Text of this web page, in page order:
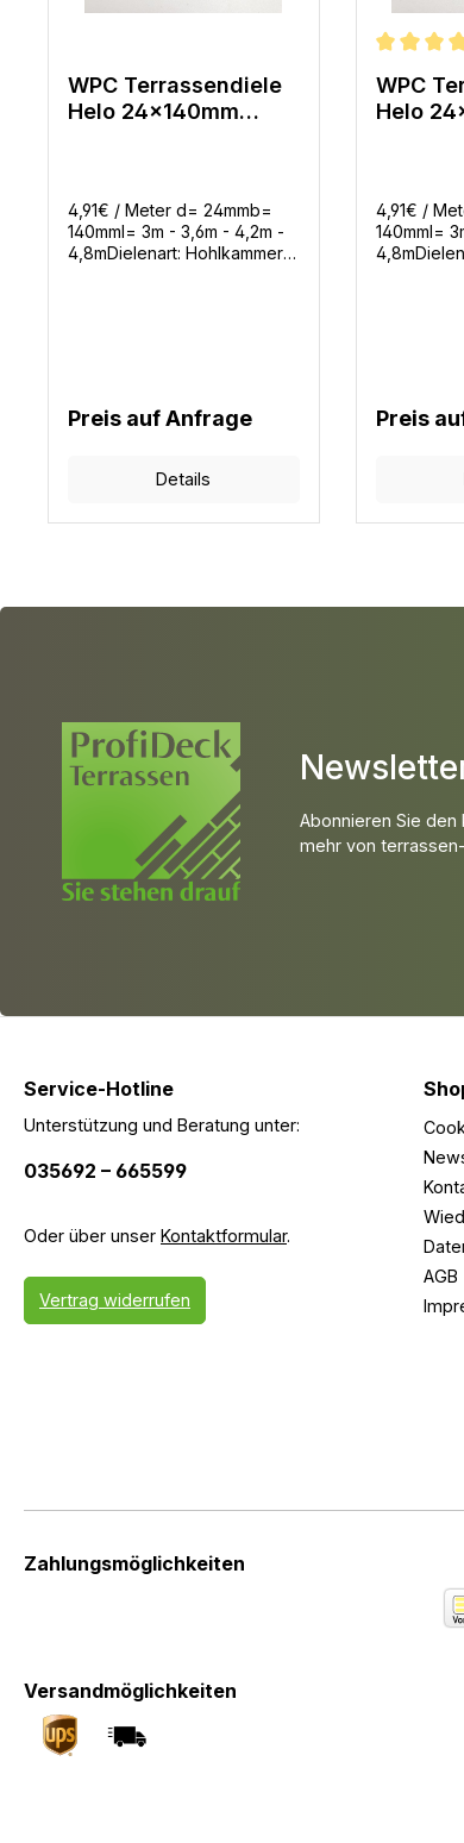
WPC Terrassendiele
Helo 24x140mm
4,91€ / Meter d= 24mmb=
140mml= 3m - 3,6m - 4,2m -
4,8mDielenart: Hohlkammer
Preis auf Anfrage
Details
WPC
Helo
4,91€ /
140mml=
Preis
Abonnieren Sie
mehr von
Service-Hotline
Unterstützung und Beratung unter:
035692 – 665599
Oder über unser Kontaktformular.
Vertrag widerrufen
AGB
Zahlungsmöglichkeiten
Versandmöglichkeiten